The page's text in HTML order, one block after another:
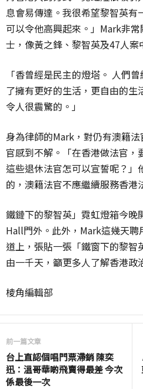
息會易傳達。我很希望黎智英有
可以令他高興起來。」Mark非
士，像黃之鋒、黎智英及47人案
「香曾經是民主的燈塔。 人們
了擁有更好的生活，更自由的
令人很震驚的。」
身為律師的Mark，對仍有澳籍
官感到不解。「在香港做法官，
這些退休法官怎可以宣誓呢？」
的，澳籍法官不應繼續服務香港
鐵鏈下的黎智英」霓虹燈箱今
Hall門外。此外，Mark這幾天
道上，張貼一張「鐵窗下的黎智
由一千天，籲更多人了解香港政
棱角編輯部
前一篇文章
台上直認個唱門票滯銷 陳奕
迅：溫哥華啲飛賣得最差 今次
係最後一次